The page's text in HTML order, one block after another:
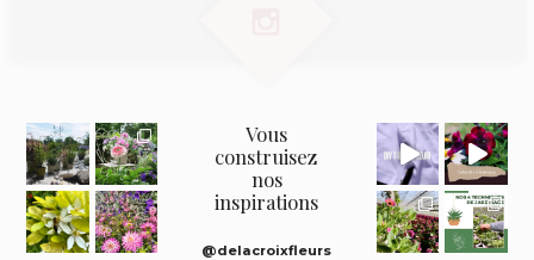
Vous
construisez
nos
inspirations
@delacroixfleurs